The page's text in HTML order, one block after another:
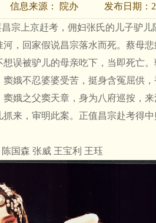
信息来源： 院办 发布日期：
宗上京赶考，佣妇张氏的儿子驴
，回家假说昌宗落水而死。蔡母
想误被驴儿的母亲吃下，当即死亡
窦娥不忍婆婆受苦，挺身含冤屈供
窦娥之父窦天章，身为八府巡按，
来，审明此案。正值昌宗赴考得
国森 张威 王宝利 王珏